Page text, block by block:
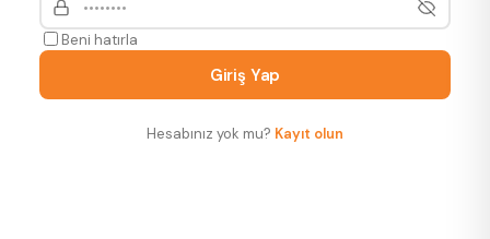
Beni hatırla
Giriş Yap
Hesabınız yok mu? Kayıt olun